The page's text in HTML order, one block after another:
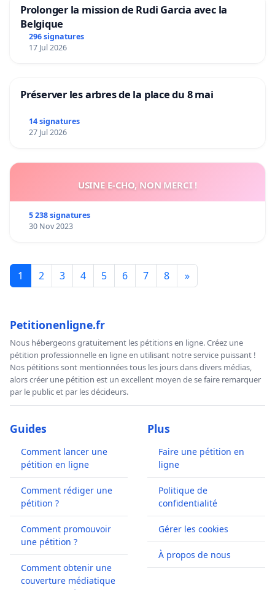
Prolonger la mission de Rudi Garcia avec la
Belgique
296 signatures
17 Jul 2026
Préserver les arbres de la place du 8 mai
14 signatures
27 Jul 2026
USINE E-CHO, NON MERCI !
5 238 signatures
30 Nov 2023
1 2 3 4 5 6 7 8 »
Petitionenligne.fr
Nous hébergeons gratuitement les pétitions en ligne. Créez une
pétition professionnelle en ligne en utilisant notre service puissant !
Nos pétitions sont mentionnées tous les jours dans divers médias,
alors créer une pétition est un excellent moyen de se faire remarquer
par le public et par les décideurs.
Guides
Comment lancer une
pétition en ligne
Comment rédiger une
pétition ?
Comment promouvoir
une pétition ?
Comment obtenir une
couverture médiatique
Plus
Faire une pétition en
ligne
Politique de
confidentialité
Gérer les cookies
À propos de nous